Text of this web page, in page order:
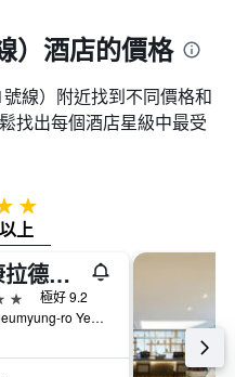
）酒店的價格
線）​附近找到不同價格和
找出每個酒店星級中最受
星級
上
首爾康拉德酒店
極好 9.2
10 Gukjegeumyung-ro Yeouido, 首爾, 韓國